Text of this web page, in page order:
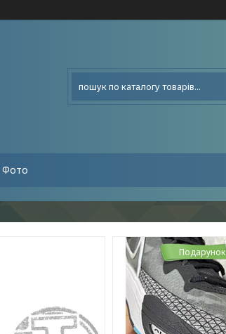
Фото
Подарунок